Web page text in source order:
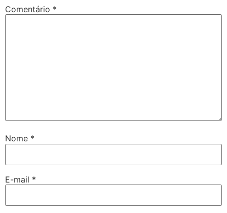
Comentário *
Nome *
E-mail *